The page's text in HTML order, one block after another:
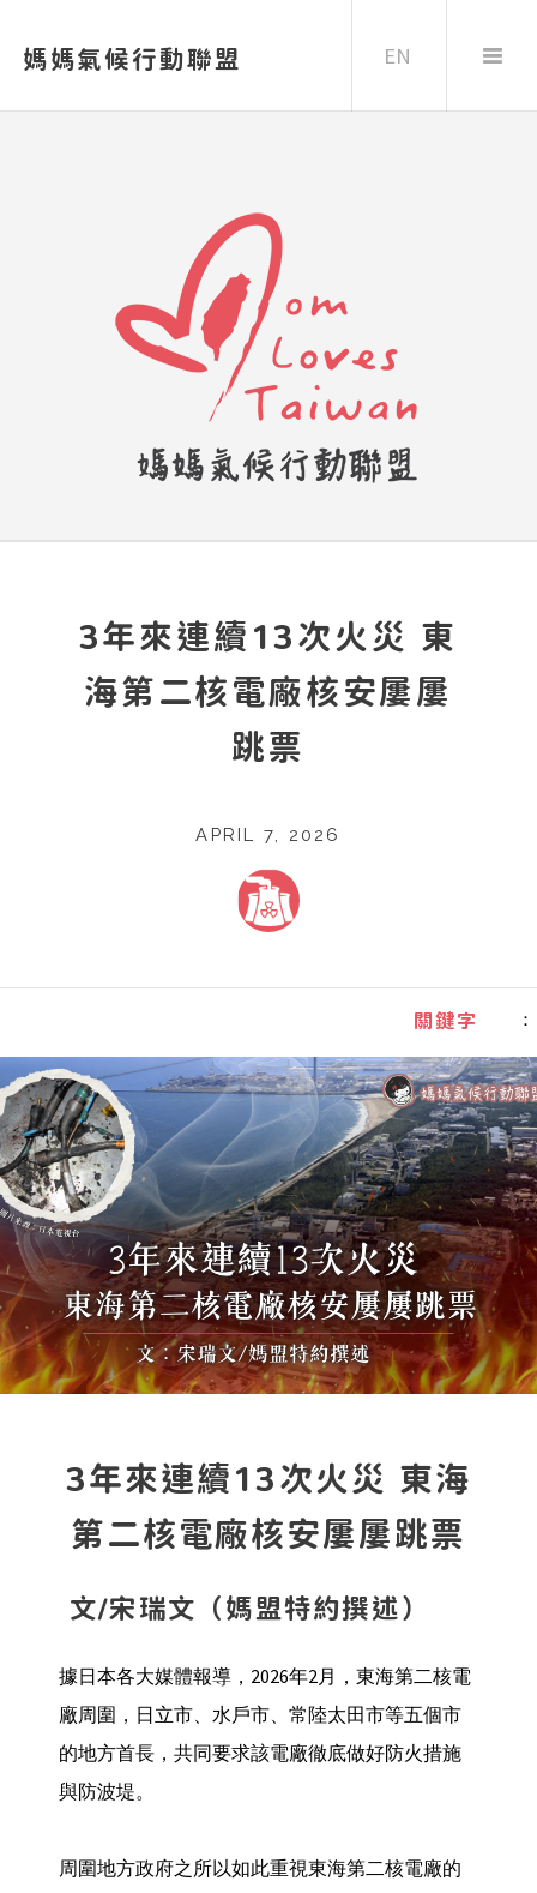
媽媽氣候行動聯盟 EN
3年來連續13次火災 東
海第二核電廠核安屢屢
跳票
APRIL 7, 2026
關鍵字 ：
3年來連續13次火災 東海
第二核電廠核安屢屢跳票
文/宋瑞文（媽盟特約撰述）
據日本各大媒體報導，2026年2月，東海第二核電
廠周圍，日立市、水戶市、常陸太田市等五個市
的地方首長，共同要求該電廠徹底做好防火措施
與防波堤。
周圍地方政府之所以如此重視東海第二核電廠的